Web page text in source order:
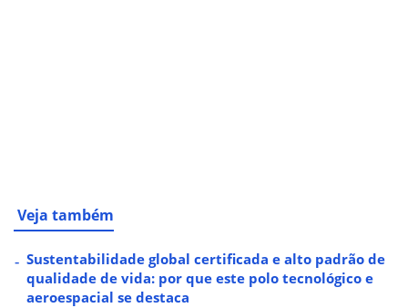
Veja também
Sustentabilidade global certificada e alto padrão de
qualidade de vida: por que este polo tecnológico e
aeroespacial se destaca